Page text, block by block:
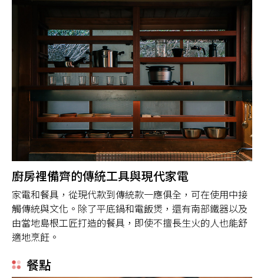
廚房裡備齊的傳統工具與現代家電
家電和餐具，從現代款到傳統款一應俱全，可在使用中接
觸傳統與文化。除了平底鍋和電飯煲，還有南部鐵器以及
由當地島根工匠打造的餐具，即使不擅長生火的人也能舒
適地烹飪。
餐點